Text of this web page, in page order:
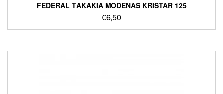
FEDERAL ΤΑΚΑΚΙΑ MODENAS KRISTAR 125
€6,50